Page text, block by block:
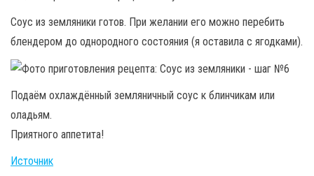
Соус из земляники готов. При желании его можно перебить
блендером до однородного состояния (я оставила с ягодками).
Подаём охлаждённый земляничный соус к блинчикам или
оладьям.
Приятного аппетита!
Источник